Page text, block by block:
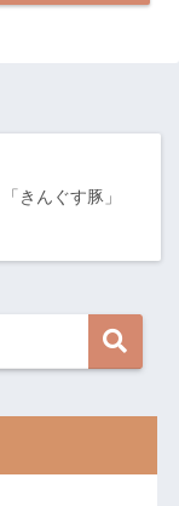
きんぐす豚」